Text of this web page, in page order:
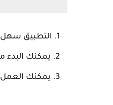
التطبيق سهل
يمكنك البدء
يمكنك